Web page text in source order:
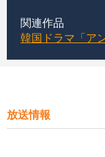
関連作品
韓国ドラマ「ア
放送情報